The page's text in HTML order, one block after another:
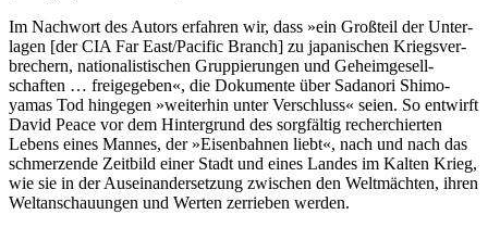
Im Nachwort des Autors erfahren wir, dass »ein Großteil der Unter­
lagen [der CIA Far East/Pacific Branch] zu japani­schen Kriegsver­
brechern, natio­nalisti­schen Gruppie­rungen und Geheim­gesell­
schaften … freige­geben«, die Doku­mente über Sadanori Shimo­
yamas Tod hingegen »weiterhin unter Verschluss« seien. So entwirft
David Peace vor dem Hinter­grund des sorg­fältig recher­chierten
Lebens eines Mannes, der »Eisen­bahnen liebt«, nach und nach das
schmer­zende Zeitbild einer Stadt und eines Landes im Kalten Krieg,
wie sie in der Aus­einander­setzung zwischen den Welt­mächten, ihren
Welt­anschau­ungen und Werten zerrieben werden.